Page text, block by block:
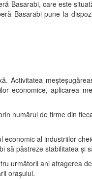
Basarabi, care este
Basarabi pune la
Activitatea
economice, aplicarea
numărul de firme din
al industriilor
să păstreze stabilitatea şi
următorii ani atragerea
oraşului.